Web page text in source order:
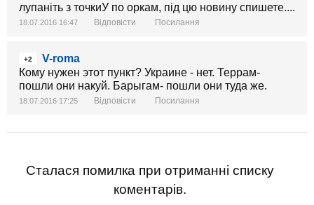
лупаніть з точкиУ по оркам, під цю новину спишете....
18.07.2016 16:47 Відповісти Посилання
+2
V-roma
Кому нужен этот пункт? Украине - нет. Террам-
пошли они накуй. Барыгам- пошли они туда же.
18.07.2016 17:25 Відповісти Посилання
Сталася помилка при отриманні списку
коментарів.